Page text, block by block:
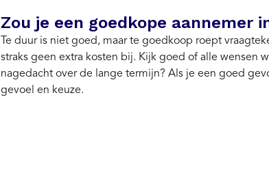
Zou je een goedkope aannemer
Te duur is niet goed, maar te goedkoop roept
straks geen extra kosten bij. Kijk goed of alle wensen
nagedacht over de lange termijn? Als je een goed
gevoel en keuze.